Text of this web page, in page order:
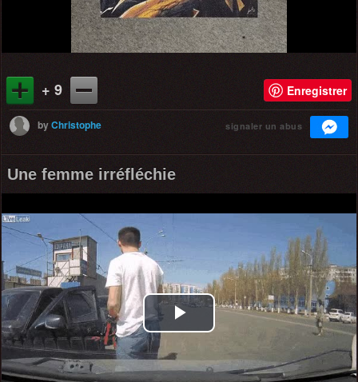
+ 9 Enregistrer
byChristophe signaler un abus
Une femme irréfléchie
Play
Video